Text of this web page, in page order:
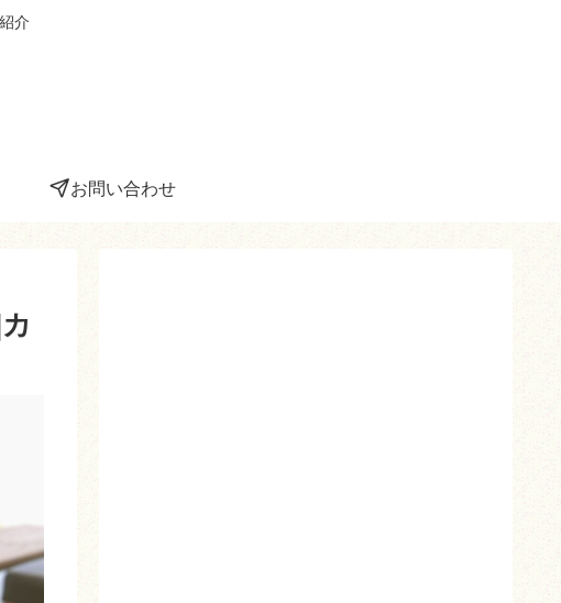
介
お問い合わせ